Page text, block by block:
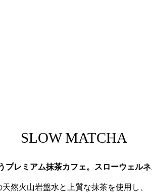
SLOW MATCHA
プレミアム抹茶カフェ。スローウェルネ
天然火山岩盤水と上質な抹茶を使用し、